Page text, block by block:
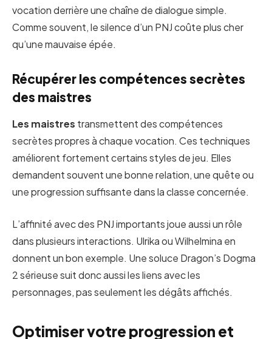
vocation derrière une chaîne de dialogue simple.
Comme souvent, le silence d’un PNJ coûte plus cher
qu’une mauvaise épée.
Récupérer les compétences secrètes
des maistres
Les maistres transmettent des compétences
secrètes propres à chaque vocation. Ces techniques
améliorent fortement certains styles de jeu. Elles
demandent souvent une bonne relation, une quête ou
une progression suffisante dans la classe concernée.
L’affinité avec des PNJ importants joue aussi un rôle
dans plusieurs interactions. Ulrika ou Wilhelmina en
donnent un bon exemple. Une soluce Dragon’s Dogma
2 sérieuse suit donc aussi les liens avec les
personnages, pas seulement les dégâts affichés.
Optimiser votre progression et